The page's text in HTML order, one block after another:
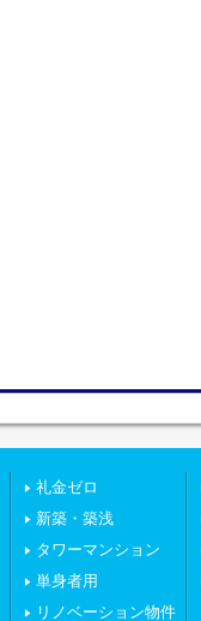
礼金ゼロ
新築・築浅
タワーマンション
単身者用
リノベーション物件